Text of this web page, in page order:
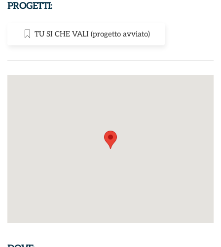
PROGETTI:
TU SI CHE VALI (progetto avviato)